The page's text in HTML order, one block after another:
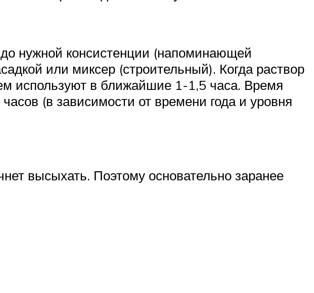
нужной консистенции (напоминающей
или миксер (строительный). Когда раствор
используют в ближайшие 1-1,5 часа. Время
(в зависимости от времени года и уровня
высыхать. Поэтому основательно заранее